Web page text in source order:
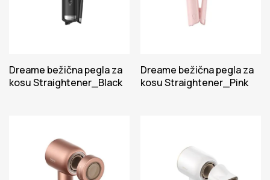
Dreame bežična pegla za
kosu Straightener_Black
Dreame bežična pegla za
kosu Straightener_Pink